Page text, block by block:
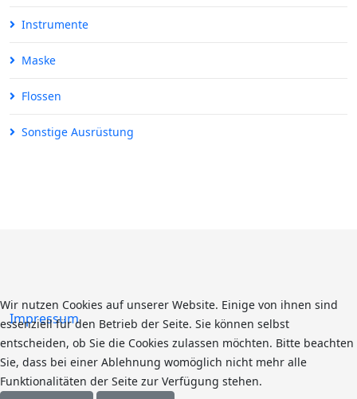
Instrumente
Maske
Flossen
Sonstige Ausrüstung
Impressum
Wir nutzen Cookies auf unserer Website. Einige von ihnen sind
essenziell für den Betrieb der Seite. Sie können selbst
entscheiden, ob Sie die Cookies zulassen möchten. Bitte beachten
Sie, dass bei einer Ablehnung womöglich nicht mehr alle
Funktionalitäten der Seite zur Verfügung stehen.